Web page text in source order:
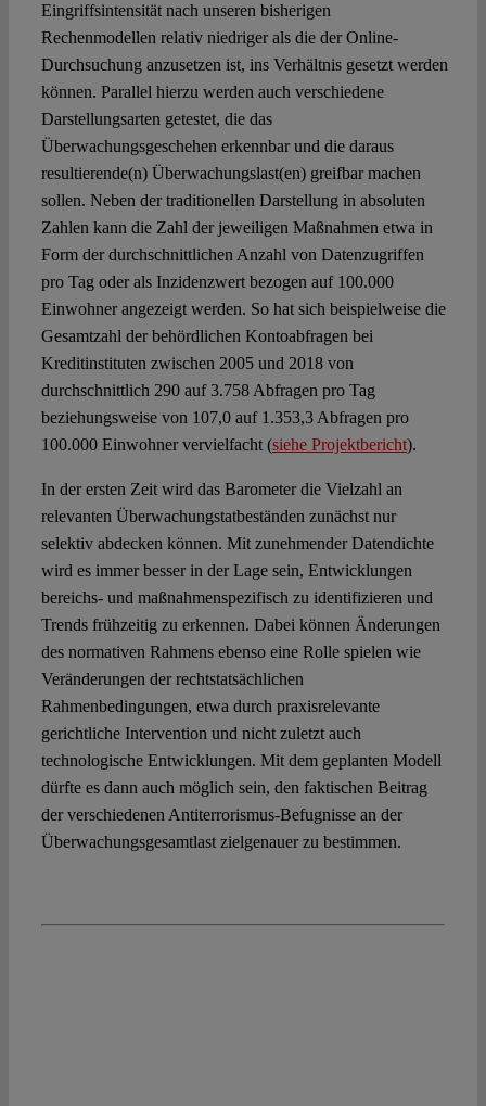
Eingriffsintensität nach unseren bisherigen
Rechenmodellen relativ niedriger als die der Online-
Durchsuchung anzusetzen ist, ins Verhältnis gesetzt werden
können. Parallel hierzu werden auch verschiedene
Darstellungsarten getestet, die das
Überwachungsgeschehen erkennbar und die daraus
resultierende(n) Überwachungslast(en) greifbar machen
sollen. Neben der traditionellen Darstellung in absoluten
Zahlen kann die Zahl der jeweiligen Maßnahmen etwa in
Form der durchschnittlichen Anzahl von Datenzugriffen
pro Tag oder als Inzidenzwert bezogen auf 100.000
Einwohner angezeigt werden. So hat sich beispielweise die
Gesamtzahl der behördlichen Kontoabfragen bei
Kreditinstituten zwischen 2005 und 2018 von
durchschnittlich 290 auf 3.758 Abfragen pro Tag
beziehungsweise von 107,0 auf 1.353,3 Abfragen pro
100.000 Einwohner vervielfacht (siehe Projektbericht).
In der ersten Zeit wird das Barometer die Vielzahl an
relevanten Überwachungstatbeständen zunächst nur
selektiv abdecken können. Mit zunehmender Datendichte
wird es immer besser in der Lage sein, Entwicklungen
bereichs- und maßnahmenspezifisch zu identifizieren und
Trends frühzeitig zu erkennen. Dabei können Änderungen
des normativen Rahmens ebenso eine Rolle spielen wie
Veränderungen der rechtstatsächlichen
Rahmenbedingungen, etwa durch praxisrelevante
gerichtliche Intervention und nicht zuletzt auch
technologische Entwicklungen. Mit dem geplanten Modell
dürfte es dann auch möglich sein, den faktischen Beitrag
der verschiedenen Antiterrorismus-Befugnisse an der
Überwachungsgesamtlast zielgenauer zu bestimmen.